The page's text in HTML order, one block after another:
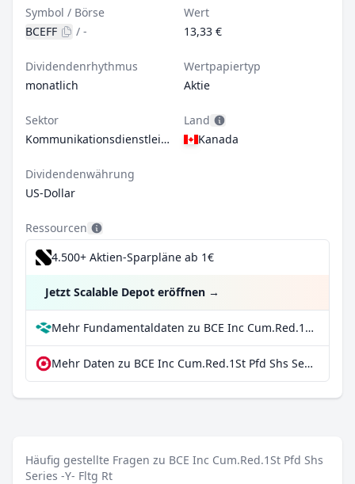
Symbol / Börse
BCEFF
/ -
Wert
13,33 €
Dividendenrhythmus
monatlich
Wertpapiertyp
Aktie
Sektor
Kommunikationsdienstleistungen
Land
Kanada
Dividendenwährung
US-Dollar
Ressourcen
4.500+ Aktien-Sparpläne ab 1€
Jetzt Scalable Depot eröffnen →
Mehr Fundamentaldaten zu BCE Inc Cum.Red.1St Pfd Shs Series -Y- Fltg Rt bei Parqet
Mehr Daten zu BCE Inc Cum.Red.1St Pfd Shs Series -Y- Fltg Rt bei extraETF
Häufig gestellte Fragen zu BCE Inc Cum.Red.1St Pfd Shs
Series -Y- Fltg Rt